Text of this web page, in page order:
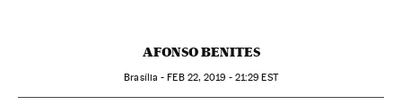
AFONSO BENITES
Brasília -FEB22, 2019 - 21:29 EST